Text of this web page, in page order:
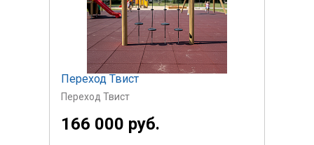
Переход Твист
Переход Твист
166 000 руб.